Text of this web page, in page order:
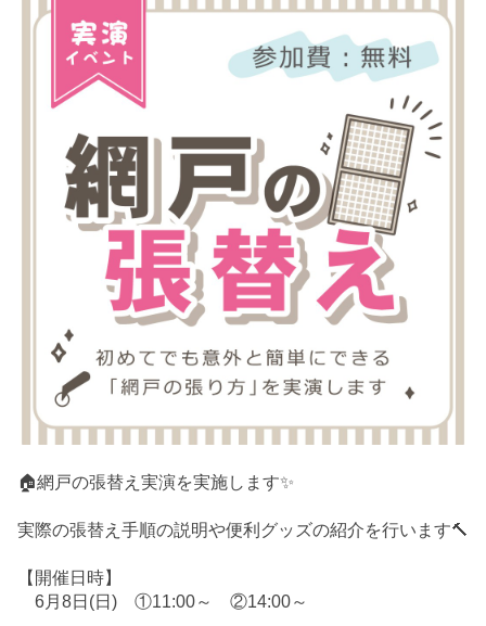
🏠網戸の張替え実演を実施します✨
実際の張替え手順の説明や便利グッズの紹介を行います🔨
【開催日時】
6月8日(日) ①11:00～ ②14:00～